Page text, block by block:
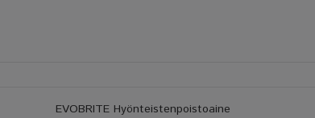
EVOBRITE Hyönteistenpoistoaine